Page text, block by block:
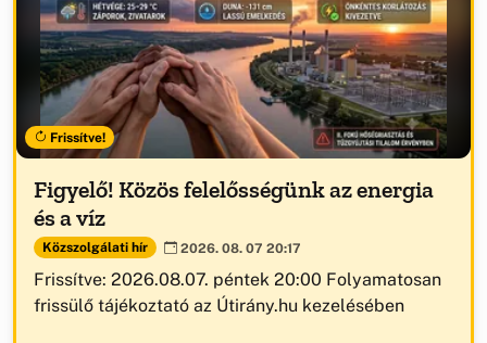
Frissítve!
Figyelő! Közös felelősségünk az energia
és a víz
Közszolgálati hír 2026. 08. 07 20:17
Frissítve: 2026.08.07. péntek 20:00 Folyamatosan
frissülő tájékoztató az Útirány.hu kezelésében